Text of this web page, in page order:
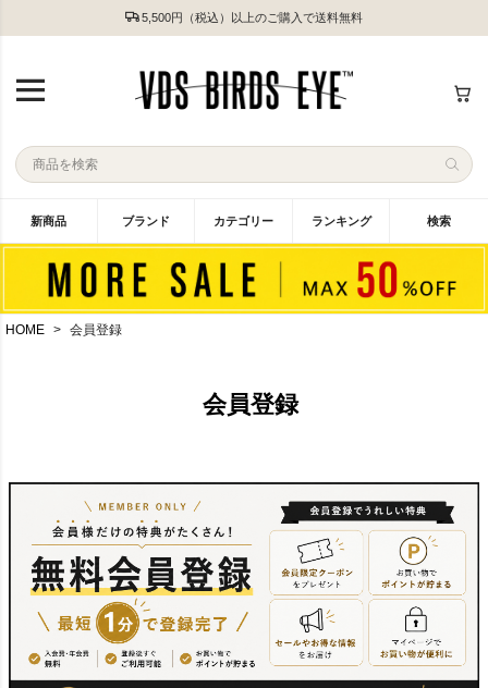
5,500円（税込）以上のご購入で送料無料
新商品 ブランド カテゴリー ランキング 検索
HOME 会員登録
会員登録